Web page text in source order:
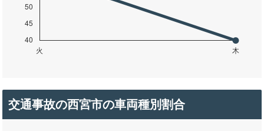
交通事故の西宮市の車両種別割合